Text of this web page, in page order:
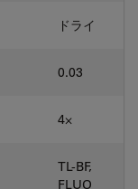
ドライ
0.03
4⨉
TL-BF,
FLUO